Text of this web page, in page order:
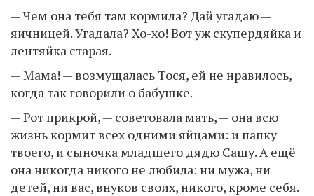
— Чем она тебя там кормила? Дай угадаю —
яичницей. Угадала? Хо-хо! Вот уж скупердяйка и
лентяйка старая.
— Мама! — возмущалась Тося, ей не нравилось,
когда так говорили о бабушке.
— Рот прикрой, — советовала мать, — она всю
жизнь кормит всех одними яйцами: и папку
твоего, и сыночка младшего дядю Сашу. А ещё
она никогда никого не любила: ни мужа, ни
детей, ни вас, внуков своих, никого, кроме себя.